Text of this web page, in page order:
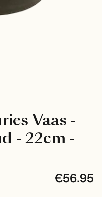
Vaas -
- 22cm -
€56.95